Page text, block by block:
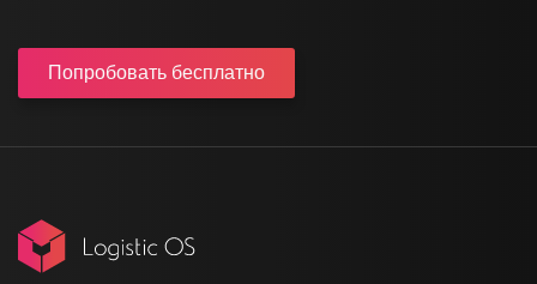
Попробовать бесплатно